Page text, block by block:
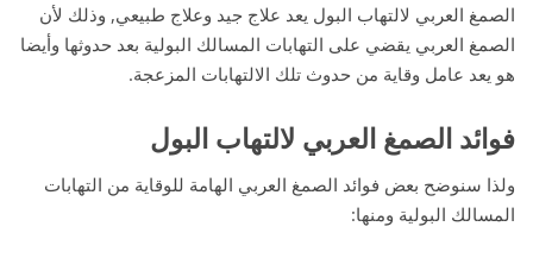
الصمغ العربي لالتهاب البول يعد علاج جيد وعلاج طبيعي, وذلك لأن
الصمغ العربي يقضي على التهابات المسالك البولية بعد حدوثها وأيضا
هو يعد عامل وقاية من حدوث تلك الالتهابات المزعجة.
فوائد الصمغ العربي لالتهاب البول
ولذا سنوضح بعض فوائد الصمغ العربي الهامة للوقاية من التهابات
المسالك البولية ومنها: